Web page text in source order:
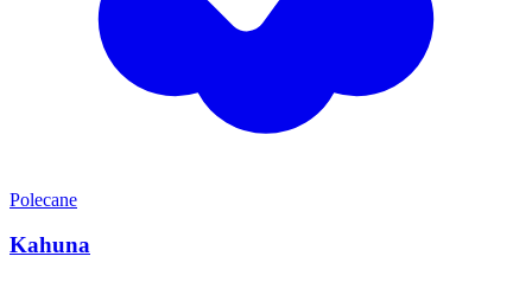
Polecane
Kahuna